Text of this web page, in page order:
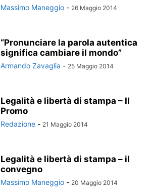
Massimo Maneggio - 26 Maggio 2014
“Pronunciare la parola autentica
significa cambiare il mondo”
Armando Zavaglia - 25 Maggio 2014
Legalità e libertà di stampa – Il
Promo
Redazione - 21 Maggio 2014
Legalità e libertà di stampa – il
convegno
Massimo Maneggio - 20 Maggio 2014